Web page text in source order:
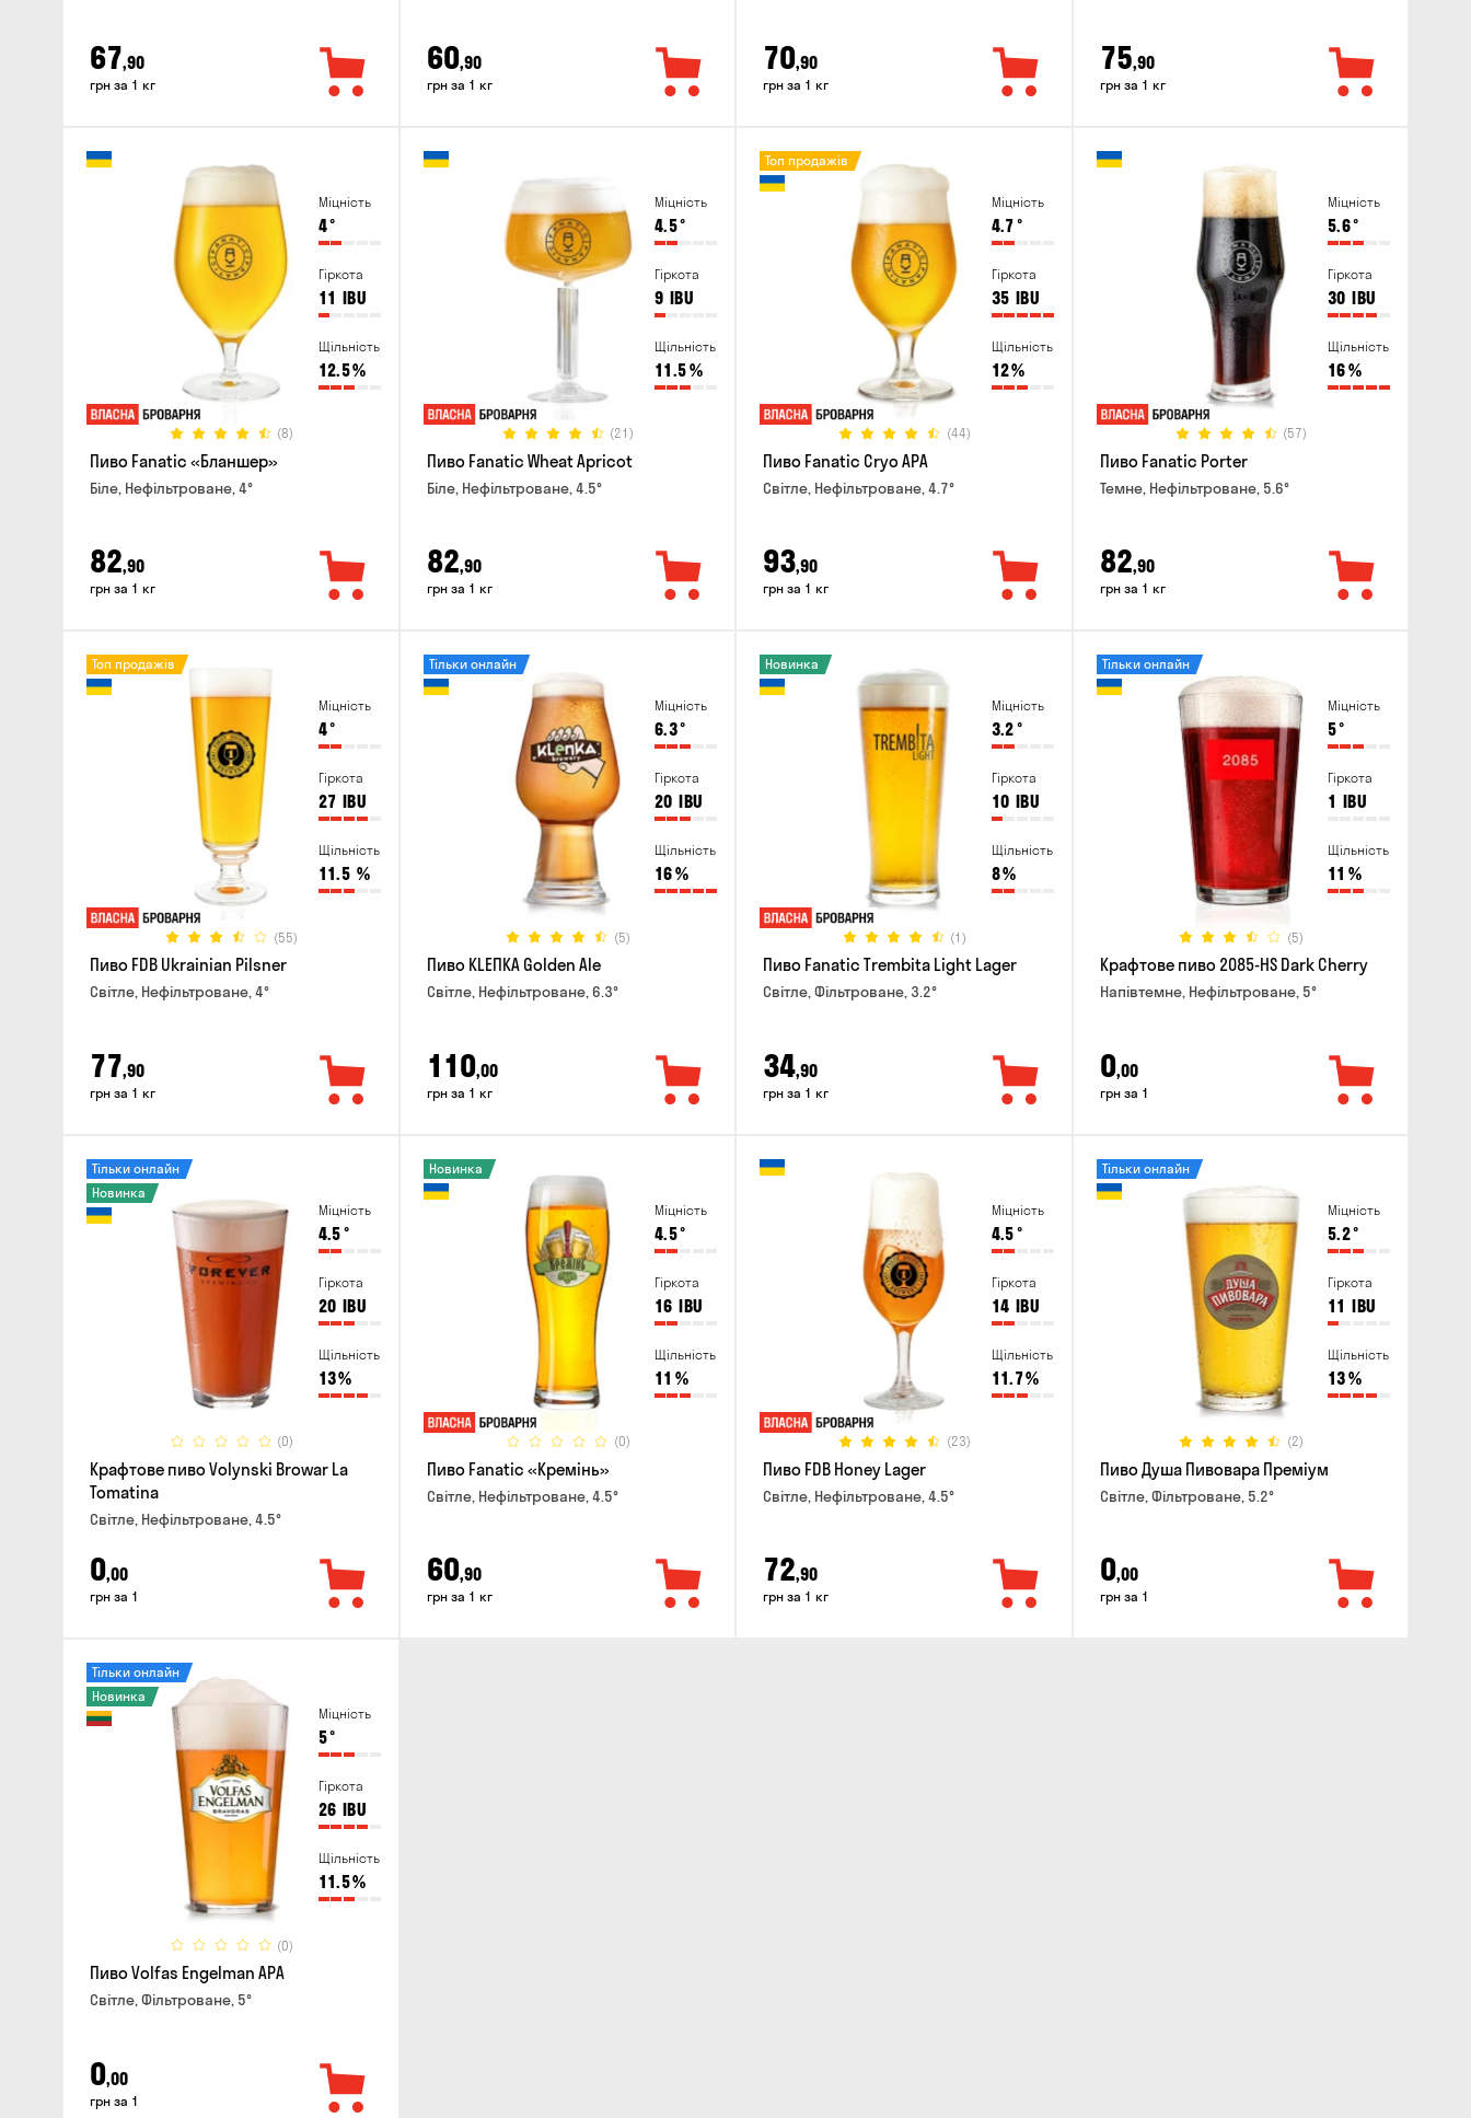
67,90
грн за 1 кг
60,90
грн за 1 кг
70,90
грн за 1 кг
75,90
грн за 1 кг
Міцність
4°
Гіркота
11 IBU
Щільність
12.5%
(8)
Пиво Fanatic «Бланшер»
Біле, Нефільтроване, 4°
82,90
грн за 1 кг
Міцність
4.5°
Гіркота
9 IBU
Щільність
11.5%
(21)
Пиво Fanatic Wheat Apricot
Біле, Нефільтроване, 4.5°
82,90
грн за 1 кг
Міцність
4.7°
Гіркота
35 IBU
Щільність
12%
(44)
Топ продажів
Пиво Fanatic Cryo APA
Світле, Нефільтроване, 4.7°
93,90
грн за 1 кг
Міцність
5.6°
Гіркота
30 IBU
Щільність
16%
(57)
Пиво Fanatic Porter
Темне, Нефільтроване, 5.6°
82,90
грн за 1 кг
Міцність
4°
Гіркота
27 IBU
Щільність
11.5 %
(55)
Топ продажів
Пиво FDB Ukrainian Pilsner
Світле, Нефільтроване, 4°
77,90
грн за 1 кг
Міцність
6.3°
Гіркота
20 IBU
Щільність
16%
(5)
Тільки онлайн
Пиво KLEПКА Golden Ale
Світле, Нефільтроване, 6.3°
110,00
грн за 1 кг
Міцність
3.2°
Гіркота
10 IBU
Щільність
8%
(1)
Новинка
Пиво Fanatic Trembita Light Lager
Світле, Фільтроване, 3.2°
34,90
грн за 1 кг
Міцність
5°
Гіркота
1 IBU
Щільність
11 %
(5)
Тільки онлайн
Крафтове пиво 2085-HS Dark Cherry
Напівтемне, Нефільтроване, 5°
0,00
грн за 1
Міцність
4.5°
Гіркота
20 IBU
Щільність
13%
(0)
Тільки онлайн
Новинка
Крафтове пиво Volynski Browar La
Tomatina
Світле, Нефільтроване, 4.5°
0,00
грн за 1
Міцність
4.5°
Гіркота
16 IBU
Щільність
11 %
(0)
Новинка
Пиво Fanatic «Кремінь»
Світле, Нефільтроване, 4.5°
60,90
грн за 1 кг
Міцність
4.5°
Гіркота
14 IBU
Щільність
11.7%
(23)
Пиво FDB Honey Lager
Світле, Нефільтроване, 4.5°
72,90
грн за 1 кг
Міцність
5.2°
Гіркота
11 IBU
Щільність
13%
(2)
Тільки онлайн
Пиво Душа Пивовара Преміум
Світле, Фільтроване, 5.2°
0,00
грн за 1
Міцність
5°
Гіркота
26 IBU
Щільність
11.5%
(0)
Тільки онлайн
Новинка
Пиво Volfas Engelman APA
Світле, Фільтроване, 5°
0,00
грн за 1